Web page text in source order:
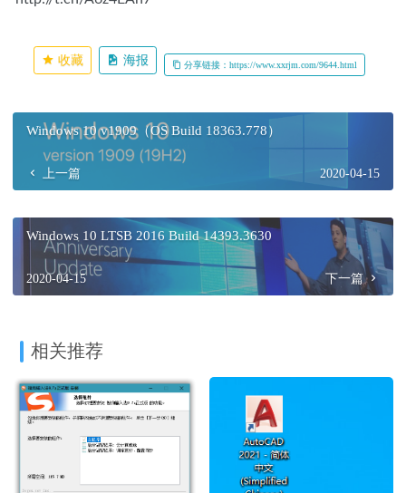
收藏 海报 分享链接：https://www.xxrjm.com/9644.html
Windows 10 v1909（OS Build 18363.778）
上一篇 2020-04-15
Windows 10 LTSB 2016 Build 14393.3630
2020-04-15 下一篇
相关推荐